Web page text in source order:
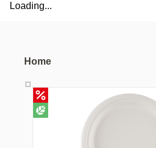
Loading...
Home